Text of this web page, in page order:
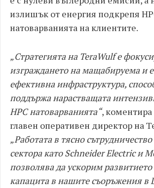
излишък от енергия подкрепя
натоварванията на клиентите.
„Стратегията на TeraWulf е
изграждането на мащабируема и
ефективна инфраструктура,
поддържа нарастващата
HPC натоварванията“,
главен оперативен директор на
„Работата в тясно
сектора като Schneider Electric и
позволява да ускорим
капацитa в нашите съоръжения в